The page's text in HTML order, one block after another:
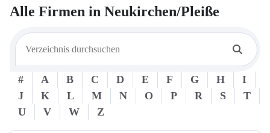
Alle Firmen in Neukirchen/Pleiße
# A B C D E F G H
I
J
K L M N O P R S
T
U
V W Z